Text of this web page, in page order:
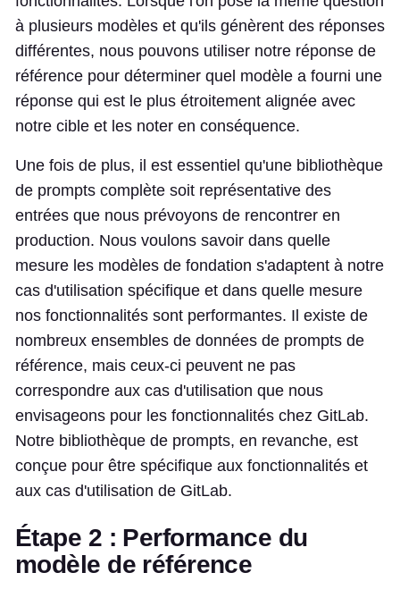
à plusieurs modèles et qu'ils génèrent des réponses
différentes, nous pouvons utiliser notre réponse de
référence pour déterminer quel modèle a fourni une
réponse qui est le plus étroitement alignée avec
notre cible et les noter en conséquence.
Une fois de plus, il est essentiel qu'une bibliothèque
de prompts complète soit représentative des
entrées que nous prévoyons de rencontrer en
production. Nous voulons savoir dans quelle
mesure les modèles de fondation s'adaptent à notre
cas d'utilisation spécifique et dans quelle mesure
nos fonctionnalités sont performantes. Il existe de
nombreux ensembles de données de prompts de
référence, mais ceux-ci peuvent ne pas
correspondre aux cas d'utilisation que nous
envisageons pour les fonctionnalités chez GitLab.
Notre bibliothèque de prompts, en revanche, est
conçue pour être spécifique aux fonctionnalités et
aux cas d'utilisation de GitLab.
Étape 2 : Performance du
modèle de référence